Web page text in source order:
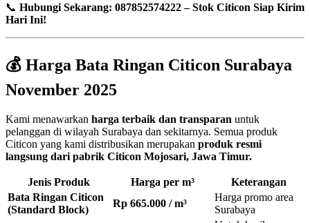
📞 Hubungi Sekarang: 087852574222 – Stok Citicon Siap Kirim
Hari Ini!
💰 Harga Bata Ringan Citicon Surabaya
November 2025
Kami menawarkan harga terbaik dan transparan untuk
pelanggan di wilayah Surabaya dan sekitarnya. Semua produk
Citicon yang kami distribusikan merupakan produk resmi
langsung dari pabrik Citicon Mojosari, Jawa Timur.
Jenis Produk Harga per m³
Keterangan
Bata Ringan Citicon
(Standard Block)
Rp 665.000 / m³
Harga promo area
Surabaya